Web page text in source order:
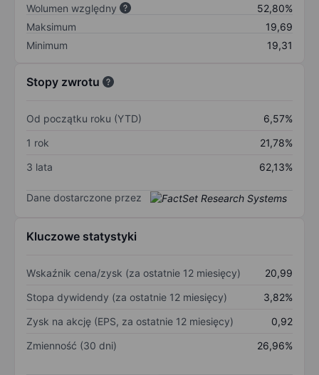
Wolumen względny
52,80%
Maksimum
19,69
Minimum
19,31
Stopy zwrotu
Od początku roku (YTD)
6,57%
1 rok
21,78%
3 lata
62,13%
Dane dostarczone przez
Kluczowe statystyki
Wskaźnik cena/zysk (za ostatnie 12 miesięcy)
20,99
Stopa dywidendy (za ostatnie 12 miesięcy)
3,82%
Zysk na akcję (EPS, za ostatnie 12 miesięcy)
0,92
Zmienność (30 dni)
26,96%